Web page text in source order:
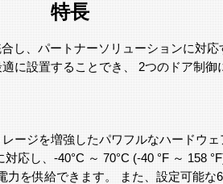
特長
し、パートナーソリューションに対
に設置することでき、 2つのドア制
ージを増強したパワフルなハードウ
応し、-40°C ～ 70°C (-40 °F ～ 158
を供給できます。 また、設定可能な